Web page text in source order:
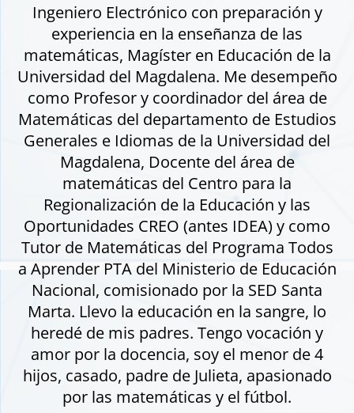
Ingeniero Electrónico con preparación y
experiencia en la enseñanza de las
matemáticas, Magíster en Educación de la
Universidad del Magdalena. Me desempeño
como Profesor y coordinador del área de
Matemáticas del departamento de Estudios
Generales e Idiomas de la Universidad del
Magdalena, Docente del área de
matemáticas del Centro para la
Regionalización de la Educación y las
Oportunidades CREO (antes IDEA) y como
Tutor de Matemáticas del Programa Todos
a Aprender PTA del Ministerio de Educación
Nacional, comisionado por la SED Santa
Marta. Llevo la educación en la sangre, lo
heredé de mis padres. Tengo vocación y
amor por la docencia, soy el menor de 4
hijos, casado, padre de Julieta, apasionado
por las matemáticas y el fútbol.